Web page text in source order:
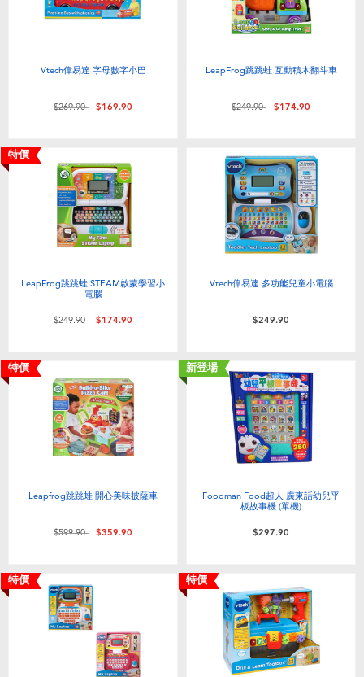
Vtech偉易達 字母數字小巴
價格從
$269.90至$169.90
LeapFrog跳跳蛙 互動積木翻斗車
價格從
$249.90至$174.90
特價
LeapFrog跳跳蛙 STEAM啟蒙學習小
電腦
價格從
$249.90至$174.90
Vtech偉易達 多功能兒童小電腦
$249.90
特價
Leapfrog跳跳蛙 開心美味披薩車
價格從
$599.90至$359.90
新登場
Foodman Food超人 廣東話幼兒平
板故事機 (單機)
$297.90
特價 特價